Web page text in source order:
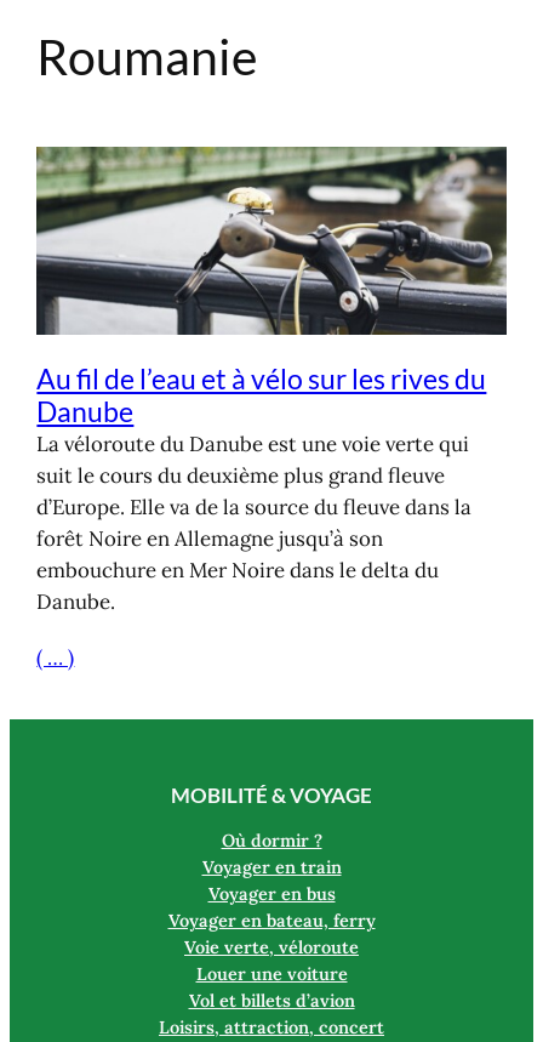
AllerRoumanie
Au fil de l’eau et à vélo sur les rives du
Danube
La véloroute du Danube est une voie verte qui
suit le cours du deuxième plus grand fleuve
d’Europe. Elle va de la source du fleuve dans la
forêt Noire en Allemagne jusqu’à son
embouchure en Mer Noire dans le delta du
Danube.
( … )
MOBILITÉ & VOYAGE
Où dormir ?
Voyager en train
Voyager en bus
Voyager en bateau, ferry
Voie verte, véloroute
Louer une voiture
Vol et billets d’avion
Loisirs, attraction, concert